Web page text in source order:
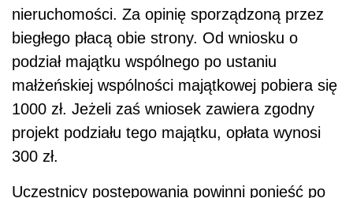
nieruchomości. Za opinię sporządzoną przez
biegłego płacą obie strony. Od wniosku o
podział majątku wspólnego po ustaniu
małżeńskiej wspólności majątkowej pobiera się
1000 zł. Jeżeli zaś wniosek zawiera zgodny
projekt podziału tego majątku, opłata wynosi
300 zł.
Uczestnicy postępowania powinni ponieść po